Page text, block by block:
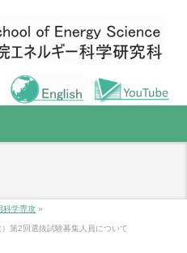
科学専攻 »
第2回選抜試験募集人員について